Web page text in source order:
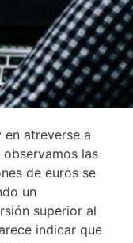
atreverse a
observamos las
de euros se
un
superior al
indicar que